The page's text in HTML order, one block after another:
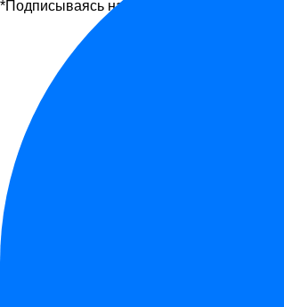
*Подписываясь на рассылку, вы